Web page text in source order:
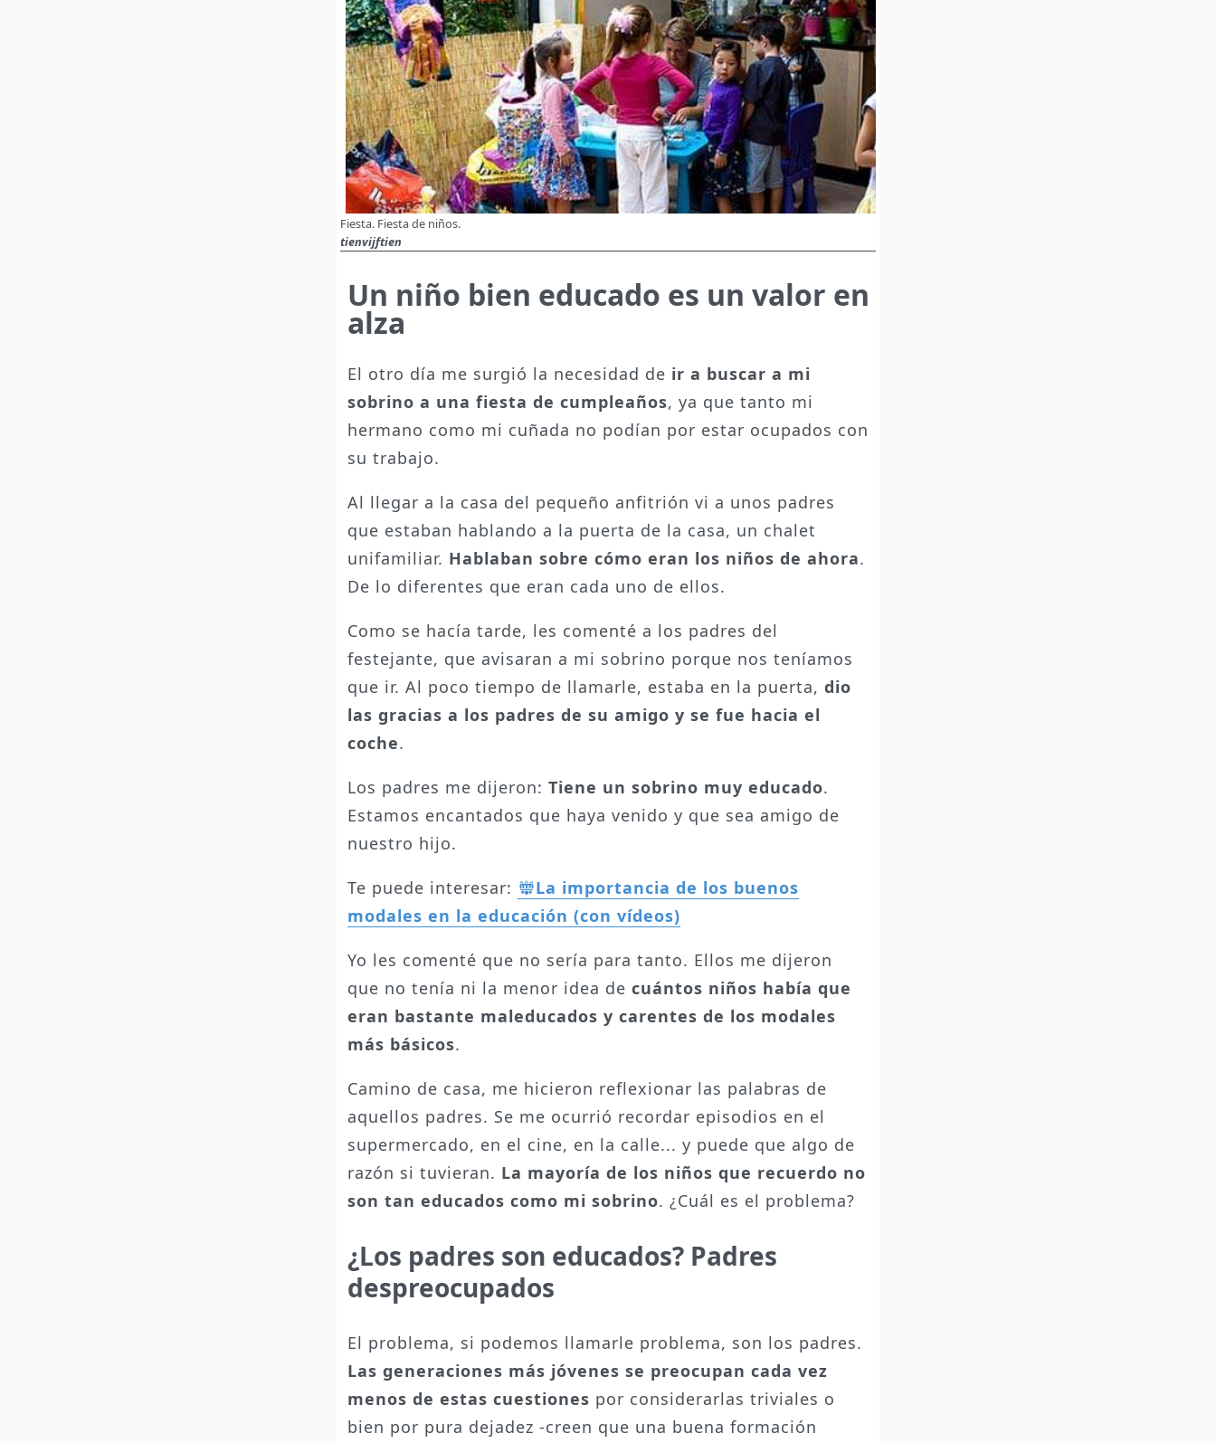
Fiesta. Fiesta de niños.
tienvijftien
Un niño bien educado es un valor en
alza
El otro día me surgió la necesidad de ir a buscar a mi
sobrino a una fiesta de cumpleaños, ya que tanto mi
hermano como mi cuñada no podían por estar ocupados con
su trabajo.
Al llegar a la casa del pequeño anfitrión vi a unos padres
que estaban hablando a la puerta de la casa, un chalet
unifamiliar. Hablaban sobre cómo eran los niños de ahora.
De lo diferentes que eran cada uno de ellos.
Como se hacía tarde, les comenté a los padres del
festejante, que avisaran a mi sobrino porque nos teníamos
que ir. Al poco tiempo de llamarle, estaba en la puerta, dio
las gracias a los padres de su amigo y se fue hacia el
coche.
Los padres me dijeron: Tiene un sobrino muy educado.
Estamos encantados que haya venido y que sea amigo de
nuestro hijo.
Te puede interesar:
La importancia de los buenos
modales en la educación (con vídeos)
Yo les comenté que no sería para tanto. Ellos me dijeron
que no tenía ni la menor idea de cuántos niños había que
eran bastante maleducados y carentes de los modales
más básicos.
Camino de casa, me hicieron reflexionar las palabras de
aquellos padres. Se me ocurrió recordar episodios en el
supermercado, en el cine, en la calle... y puede que algo de
razón si tuvieran. La mayoría de los niños que recuerdo no
son tan educados como mi sobrino. ¿Cuál es el problema?
¿Los padres son educados? Padres
despreocupados
El problema, si podemos llamarle problema, son los padres.
Las generaciones más jóvenes se preocupan cada vez
menos de estas cuestiones por considerarlas triviales o
bien por pura dejadez -creen que una buena formación